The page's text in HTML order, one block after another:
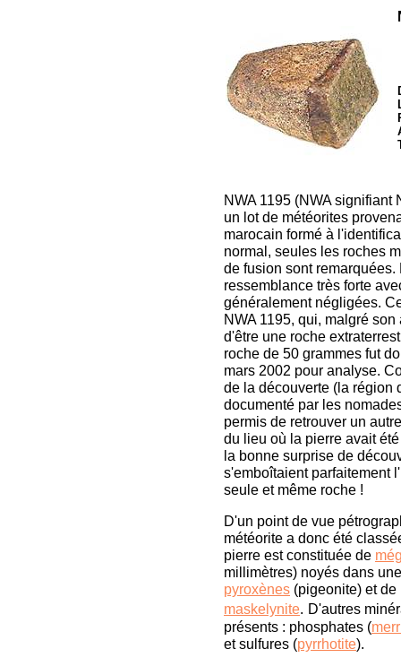
NWA 1195 (NWA signifiant
un lot de météorites
marocain formé à
normal, seules les roches
de fusion sont
ressemblance très forte
généralement négligées.
NWA 1195, qui, malgré
d'être une roche
roche de 50 grammes fut
mars 2002 pour analyse.
de la découverte (la région
documenté par les
permis de retrouver un
du lieu où la pierre avait
la bonne surprise de
s'emboîtaient parfaitement
seule et même roche !
D'un point de vue
météorite a donc été
pierre est constituée de
millimètres) noyés dans
pyroxènes (pigeonite) et de
maskelynite. D'autres
présents : phosphates (
et sulfures (pyrrhotite).